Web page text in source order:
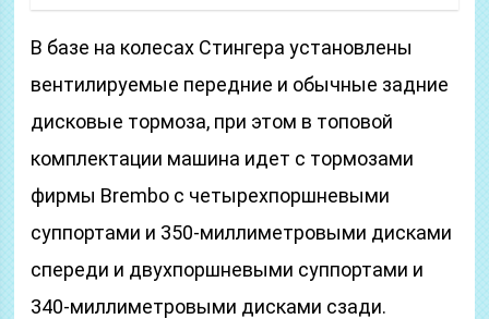
В базе на колесах Стингера установлены
вентилируемые передние и обычные задние
дисковые тормоза, при этом в топовой
комплектации машина идет с тормозами
фирмы Brembo с четырехпоршневыми
суппортами и 350-миллиметровыми дисками
спереди и двухпоршневыми суппортами и
340-миллиметровыми дисками сзади.